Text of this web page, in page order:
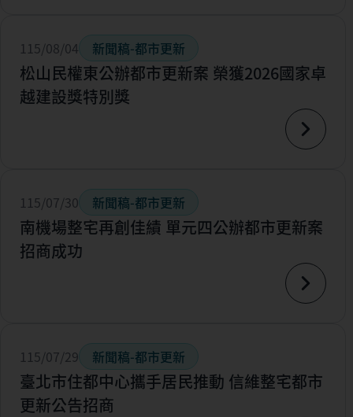
115/08/04 新聞稿-都市更新
松山民權東公辦都市更新案 榮獲2026國家卓
越建設獎特別獎
115/07/30 新聞稿-都市更新
南機場整宅再創佳績 單元四公辦都市更新案
招商成功
115/07/29 新聞稿-都市更新
臺北市住都中心攜手居民推動 信維整宅都市
更新公告招商